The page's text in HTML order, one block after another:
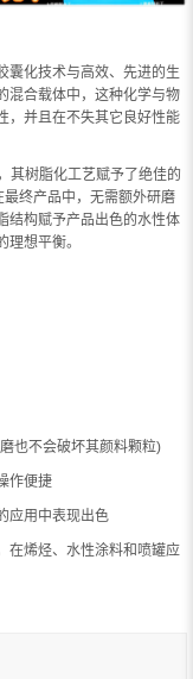
囊化技术与高效、先进的生
混合载体中，这种化学与物
，并且在不失其它良好性能
其树脂化工艺赋予了绝佳的
最终产品中，无需额外研磨
结构赋予产品出色的水性体
想平衡。
也不会破坏其颜料颗粒)
作便捷
应用中表现出色
在烯烃、水性涂料和喷罐应